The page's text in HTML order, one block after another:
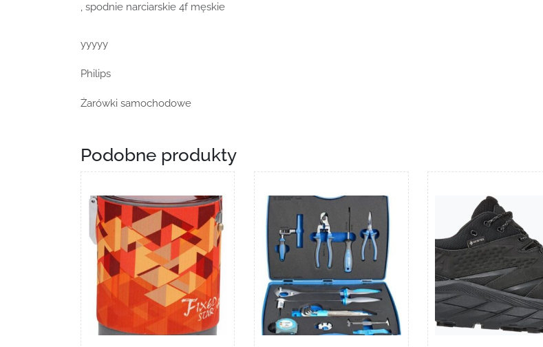
, spodnie narciarskie 4f męskie
yyyyy
Philips
Żarówki samochodowe
Podobne produkty